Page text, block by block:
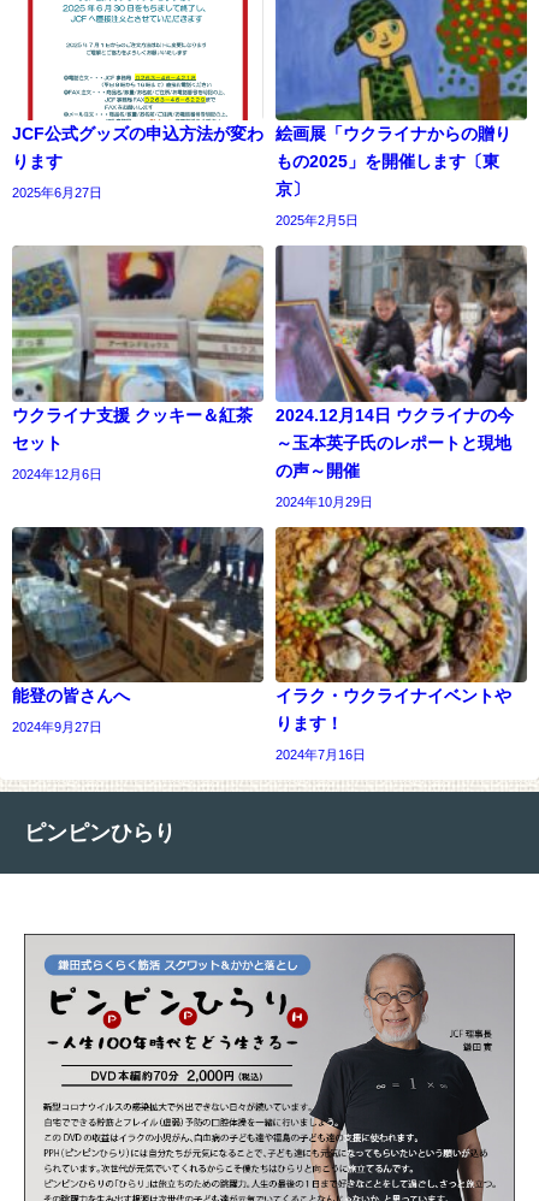
JCF公式グッズの申込方法が変わ
ります
2025年6月27日
絵画展「ウクライナからの贈り
もの2025」を開催します〔東
京〕
2025年2月5日
ウクライナ支援 クッキー＆紅茶
セット
2024年12月6日
2024.12月14日 ウクライナの今
～玉本英子氏のレポートと現地
の声～開催
2024年10月29日
能登の皆さんへ
2024年9月27日
イラク・ウクライナイベントや
ります！
2024年7月16日
ピンピンひらり